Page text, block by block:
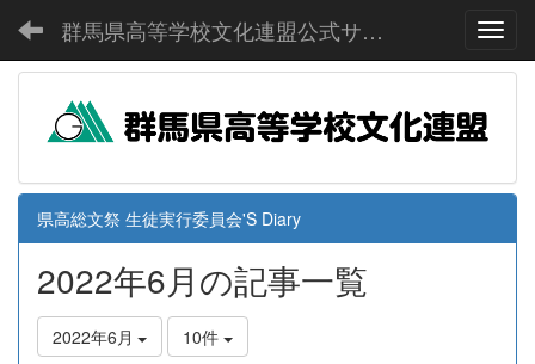
群馬県高等学校文化連盟公式サイト
県高総文祭 生徒実行委員会'S Diary
2022年6月の記事一覧
2022年6月 10件